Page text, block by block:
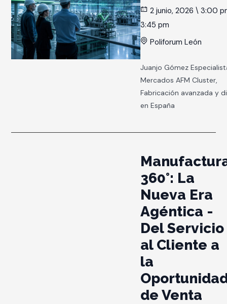
2 junio, 2026 \ 3:00
3:45 pm
Poliforum León
Juanjo Gómez
Mercados AFM Cluster,
Fabricación avanzada y
en España
360°: La
Nueva Era
Agéntica -
Del Servicio
al Cliente a
la
de Venta